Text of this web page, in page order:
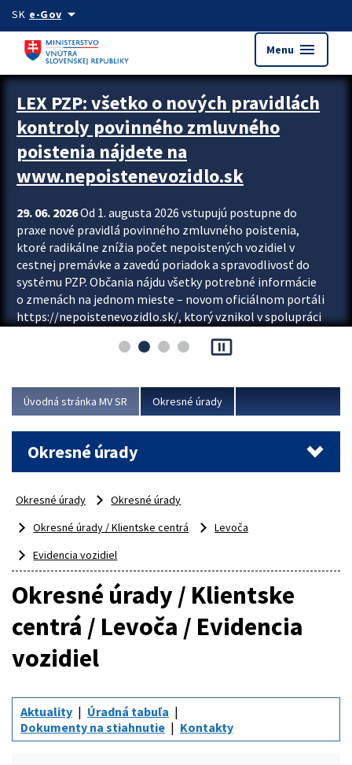
Preskocit na hlavný obsah
SK e-Govarrow_drop_down
Menu menu
Zastavit automatický posun upútavok
LEX PZP: všetko o nových pravidlách
kontroly povinného zmluvného
poistenia nájdete na
www.nepoistenevozidlo.sk
29. 06. 2026Od 1. augusta 2026 vstupujú postupne do
praxe nové pravidlá povinného zmluvného poistenia,
ktoré radikálne znížia počet nepoistených vozidiel v
cestnej premávke a zavedú poriadok a spravodlivosť do
systému PZP. Občania nájdu všetky potrebné informácie
o zmenách na jednom mieste – novom oficiálnom portáli
https://nepoistenevozidlo.sk/, ktorý vznikol v spolupráci
asociácie poisťovní (SLASPO) a Ministerstva vnútra SR.
Viac
pause_presentation
Úvodná stránka MV SR Okresné úrady
Okresné úrady
Okresné úrady
Okresné úrady
Okresné úrady / Klientske centrá
Levoča
Evidencia vozidiel
Okresné úrady / Klientske
centrá / Levoča / Evidencia
vozidiel
Aktuality
Úradná tabuľa
Dokumenty na stiahnutie
Kontakty